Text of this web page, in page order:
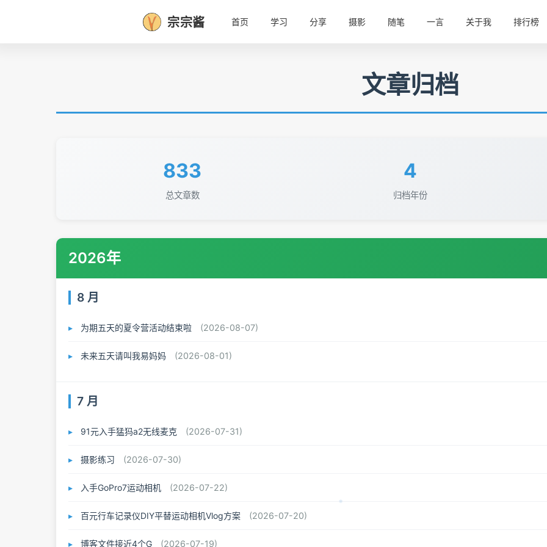
宗宗酱 首页 学习 分享 摄影 随笔 一言 关于我 排行榜
文章归档
833
总文章数
4
归档年份
2026年
8 月
为期五天的夏令营活动结束啦 (2026-08-07)
未来五天请叫我易妈妈 (2026-08-01)
7 月
91元入手猛犸a2无线麦克 (2026-07-31)
摄影练习 (2026-07-30)
入手GoPro7运动相机 (2026-07-22)
百元行车记录仪DIY平替运动相机Vlog方案 (2026-07-20)
博客文件接近4个G (2026-07-19)